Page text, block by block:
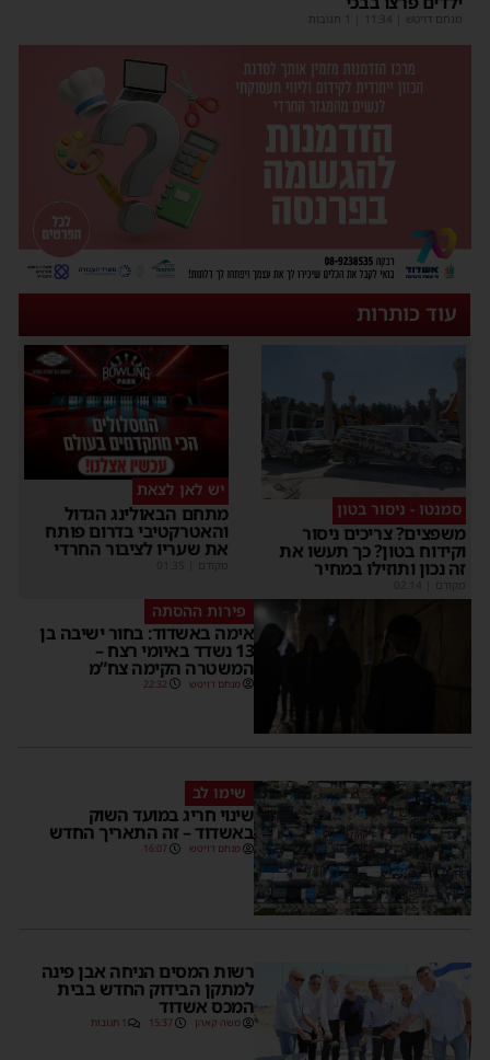
מנחם דויטש 11:34
עוד כותרות
סמנטו - ניסור בטון
משפצים? צריכים ניסור
וקידוח בטון? כך תעשו את
זה נכון ותוזילו במחיר
מקודם
יש לאן לצאת
מתחם הבאולינג הגדול
והאטרקטיבי בדרום פותח
את שעריו לציבור החרדי
מקודם
פירות ההסתה
אימה באשדוד: בחור ישיבה בן
13 נשדד באיומי רצח –
המשטרה הקימה צח”מ
מנחם דויטש 22:32
שימו לב
שינוי חריג במועד השוק
באשדוד – זה התאריך החדש
מנחם דויטש 16:07
רשות המסים הניחה אבן פינה
למתקן הבידוק החדש בבית
המכס אשדוד
משה קאהן 15:37 1 תגובות